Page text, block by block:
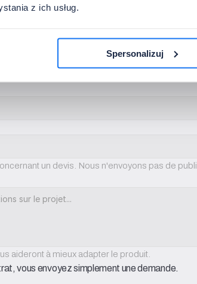
z ich usług.
Spersonalizuj
un devis. Nous n'envoyons pas de
aideront à mieux adapter le produit.
vous envoyez simplement une demande.